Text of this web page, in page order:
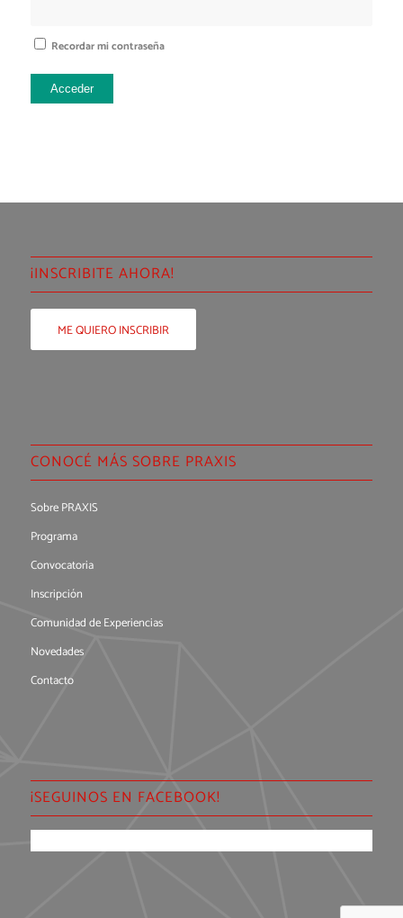
Recordar mi contraseña
Acceder
¡INSCRIBITE AHORA!
ME QUIERO INSCRIBIR
CONOCÉ MÁS SOBRE PRAXIS
Sobre PRAXIS
Programa
Convocatoria
Inscripción
Comunidad de Experiencias
Novedades
Contacto
¡SEGUINOS EN FACEBOOK!